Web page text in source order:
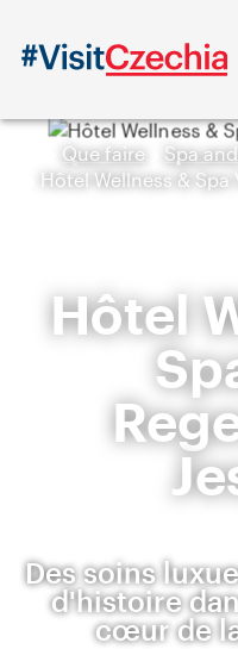
Que faire Spa
Hôtel Wellness &
Hôtel
Des soins
d'histoire
cœur de